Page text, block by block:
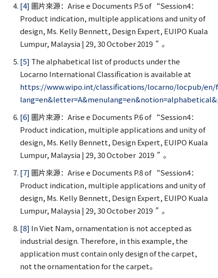
[4] 圖片來源：Arise e Documents P.5 of “Session4：
Product indication, multiple applications and unity of
design, Ms. Kelly Bennett, Design Expert, EUIPO Kuala
Lumpur, Malaysia | 29, 30 October 2019 ” 。
[5] The alphabetical list of products under the
Locarno International Classification is available at
https://www.wipo.int/classifications/locarno/locpub/en/
[6] 圖片來源：Arise e Documents P.6 of “Session4：
Product indication, multiple applications and unity of
design, Ms. Kelly Bennett, Design Expert, EUIPO Kuala
Lumpur, Malaysia | 29, 30 October 2019 ” 。
[7] 圖片來源：Arise e Documents P.8 of “Session4：
Product indication, multiple applications and unity of
design, Ms. Kelly Bennett, Design Expert, EUIPO Kuala
Lumpur, Malaysia | 29, 30 October 2019 ” 。
[8] In Viet Nam, ornamentation is not accepted as
industrial design. Therefore, in this example, the
application must contain only design of the carpet,
not the ornamentation for the carpet。